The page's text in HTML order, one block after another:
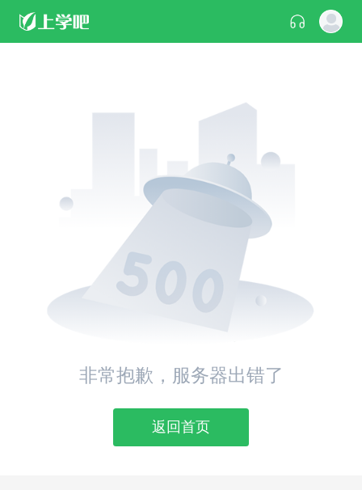
非常抱歉，服务器出错了
返回首页